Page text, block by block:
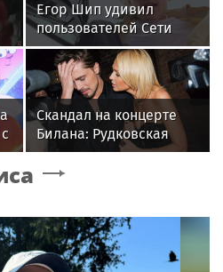
Егор Шип удивил
пользователей Сети
кардинальной сменой
своего имиджа
Скандал на концерте
Билана: Рудковская
прокомментировала и
в Сети "взорвались"